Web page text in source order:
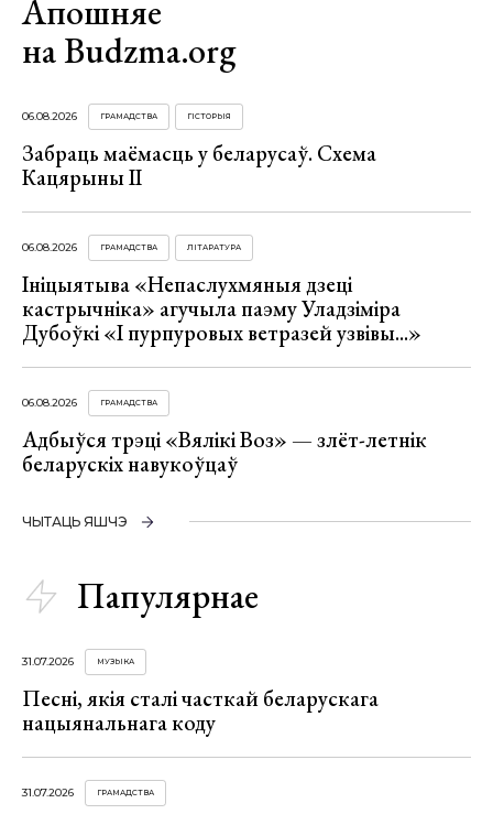
Апошняе
на Budzma.org
06.08.2026 ГРАМАДСТВА ГІСТОРЫЯ
Забраць маёмасць у беларусаў. Схема
Кацярыны ІІ
06.08.2026 ГРАМАДСТВА ЛІТАРАТУРА
Ініцыятыва «Непаслухмяныя дзеці
кастрычніка» агучыла паэму Уладзіміра
Дубоўкі «І пурпуровых ветразей узвівы...»
06.08.2026 ГРАМАДСТВА
Адбыўся трэці «Вялікі Воз» — злёт-летнік
беларускіх навукоўцаў
ЧЫТАЦЬ ЯШЧЭ
Папулярнае
31.07.2026 МУЗЫКА
Песні, якія сталі часткай беларускага
нацыянальнага коду
31.07.2026 ГРАМАДСТВА